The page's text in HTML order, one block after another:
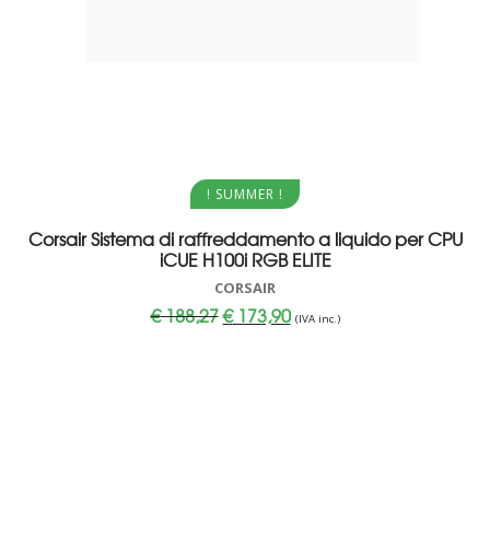
Aggiungi al carrello
! SUMMER !
Corsair Sistema di raffreddamento a liquido per CPU
iCUE H100i RGB ELITE
CORSAIR
€188,27Il
prezzo
€173,90Il
prezzo
(IVA inc.)